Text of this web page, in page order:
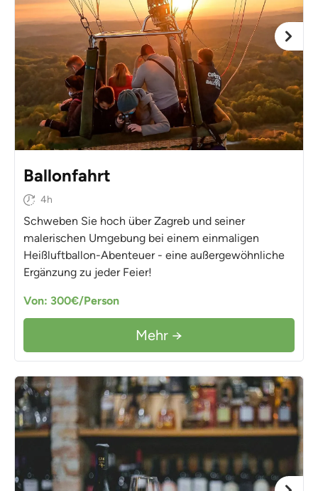
Ballonfahrt
4h
Schweben Sie hoch über Zagreb und seiner
malerischen Umgebung bei einem einmaligen
Heißluftballon-Abenteuer - eine außergewöhnliche
Ergänzung zu jeder Feier!
Von: 300€/Person
Mehr →